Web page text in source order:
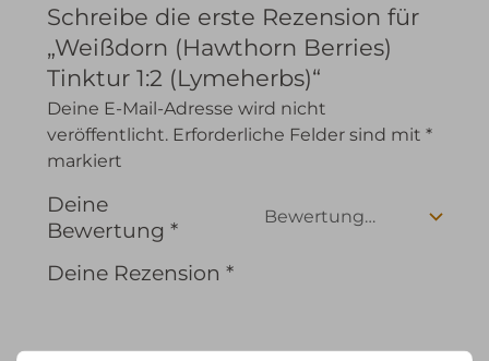
Schreibe die erste Rezension für
„Weißdorn (Hawthorn Berries)
Tinktur 1:2 (Lymeherbs)“
Deine E-Mail-Adresse wird nicht
veröffentlicht. Erforderliche Felder sind mit *
markiert
Deine
Bewertung *
Deine Rezension *